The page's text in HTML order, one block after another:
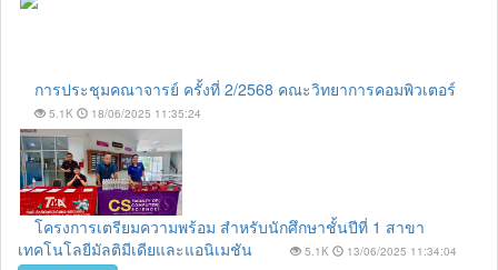
การประชุมคณาจารย์ ครั้งที่ 2/2568 คณะวิทยาการคอมพิวเตอร์
5.1K 18/06/2025 11:35:24
โครงการเตรียมความพร้อม สำหรับนักศึกษาชั้นปีที่ 1 สาขา
เทคโนโลยีมัลติมีเดียและแอนิเมชัน
5.1K 13/06/2025 11:34:04